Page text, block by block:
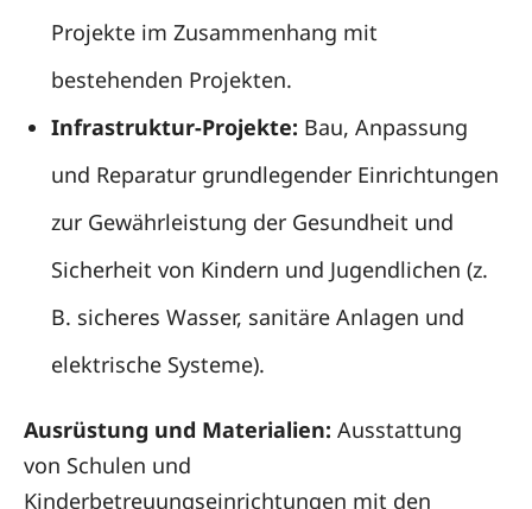
Projekte im Zusammenhang mit
bestehenden Projekten.
Infrastruktur-Projekte: Bau, Anpassung
und Reparatur grundlegender Einrichtungen
zur Gewährleistung der Gesundheit und
Sicherheit von Kindern und Jugendlichen (z.
B. sicheres Wasser, sanitäre Anlagen und
elektrische Systeme).
Ausrüstung und Materialien: Ausstattung
von Schulen und
Kinderbetreuungseinrichtungen mit den